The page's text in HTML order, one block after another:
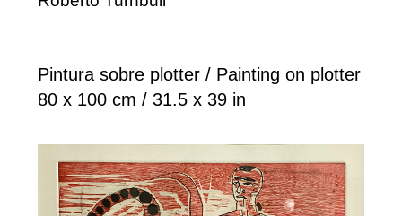
Pintura sobre plotter / Painting on plotter
80 x 100 cm / 31.5 x 39 in